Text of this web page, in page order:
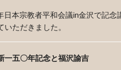
日本宗教者平和会議in金沢で記念
ただきました。
五〇年記念と福沢諭吉